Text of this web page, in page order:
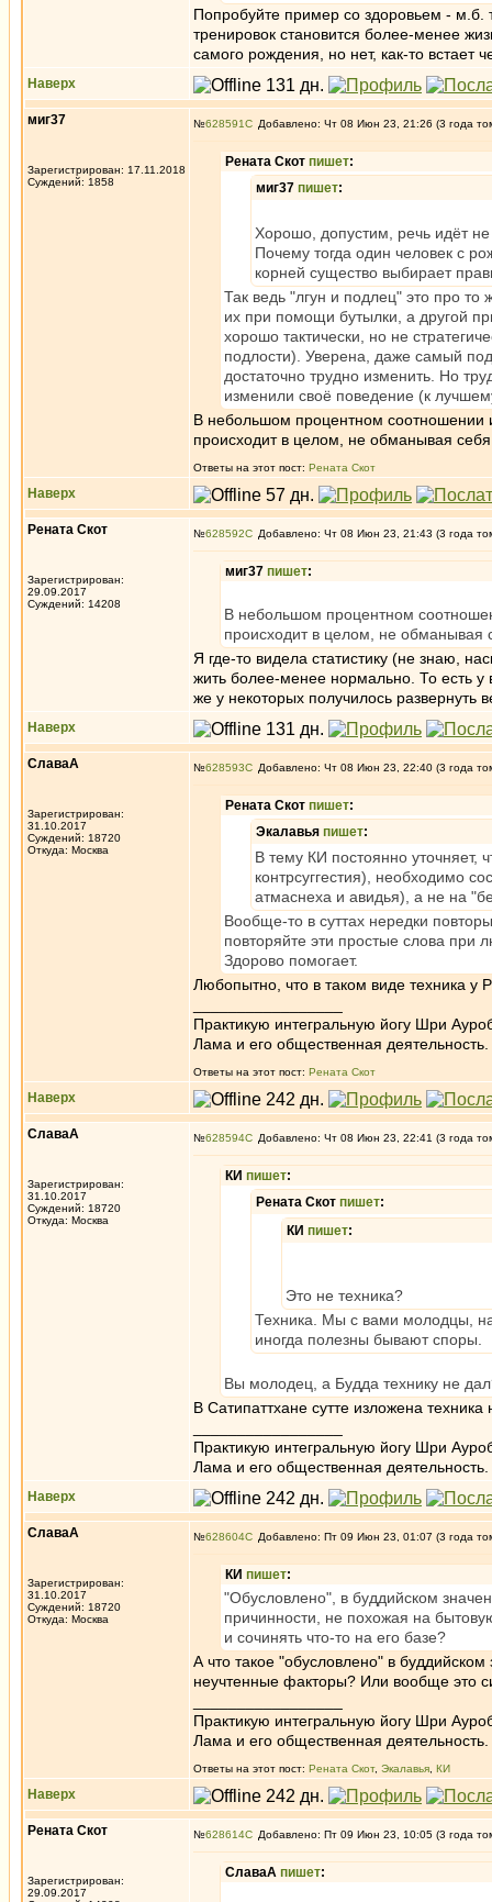
Попробуйте пример со здоровьем - м.б.
тренировок становится более-менее
самого рождения, но нет, как-то встает
Наверх
миг37
Зарегистрирован: 17.11.2018
Суждений: 1858
№628591 Добавлено: Чт 08 Июн 23, 21:26 (3 года
Рената Скот пишет:
миг37 пишет:
Хорошо, допустим, речь идёт
Почему тогда один человек с
корней существо выбирает
Так ведь "лгун и подлец" это про то
их при помощи бутылки, а другой
хорошо тактически, но не
подлости). Уверена, даже самый
достаточно трудно изменить. Но
изменили своё поведение (к
В небольшом процентном соотношении
происходит в целом, не обманывая себя
Ответы на этот пост: Рената Скот
Наверх
Рената Скот
Зарегистрирован:
29.09.2017
Суждений: 14208
№628592 Добавлено: Чт 08 Июн 23, 21:43 (3 года
миг37 пишет:
В небольшом процентном
происходит в целом, не обманывая
Я где-то видела статистику (не знаю,
жить более-менее нормально. То есть у
же у некоторых получилось развернуть
Наверх
СлаваА
Зарегистрирован:
31.10.2017
Суждений: 18720
Откуда: Москва
№628593 Добавлено: Чт 08 Июн 23, 22:40 (3 года
Рената Скот пишет:
Экалавья пишет:
В тему КИ постоянно уточняет,
контрсуггестия), необходимо
атмаснеха и авидья), а не на
Вообще-то в суттах нередки
повторяйте эти простые слова
Здорово помогает.
Любопытно, что в таком виде техника
Практикую интегральную йогу Шри
Лама и его общественная деятельность.
Ответы на этот пост: Рената Скот
Наверх
СлаваА
Зарегистрирован:
31.10.2017
Суждений: 18720
Откуда: Москва
№628594 Добавлено: Чт 08 Июн 23, 22:41 (3 года
КИ пишет:
Рената Скот пишет:
КИ пишет:
Это не техника?
Техника. Мы с вами молодцы,
иногда полезны бывают споры.
Вы молодец, а Будда технику не
В Сатипаттхане сутте изложена
Практикую интегральную йогу Шри
Лама и его общественная деятельность.
Наверх
СлаваА
Зарегистрирован:
31.10.2017
Суждений: 18720
Откуда: Москва
№628604 Добавлено: Пт 09 Июн 23, 01:07 (3 года
КИ пишет:
"Обусловлено", в буддийском
причинности, не похожая на
и сочинять что-то на его базе?
А что такое "обусловлено" в
неучтенные факторы? Или вообще это
Практикую интегральную йогу Шри
Лама и его общественная деятельность.
Ответы на этот пост: Рената Скот, Экалавья КИ
Наверх
Рената Скот
Зарегистрирован:
29.09.2017
№628614 Добавлено: Пт 09 Июн 23, 10:05 (3 года
СлаваА пишет: